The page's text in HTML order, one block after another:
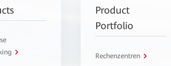
Product
Portfolio
Rechenzentren